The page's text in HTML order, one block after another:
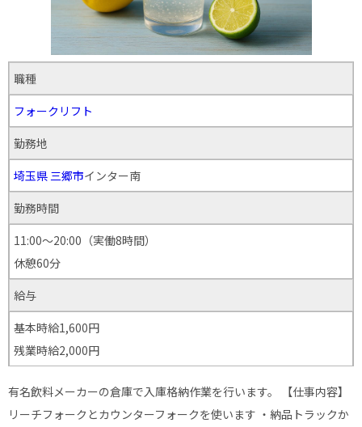
職種
フォークリフト
勤務地
埼玉県 三郷市インター南
勤務時間
11:00～20:00（実働8時間）
休憩60分
給与
基本時給1,600円
残業時給2,000円
有名飲料メーカーの倉庫で入庫格納作業を行います。 【仕事内容】
リーチフォークとカウンターフォークを使います ・納品トラックか